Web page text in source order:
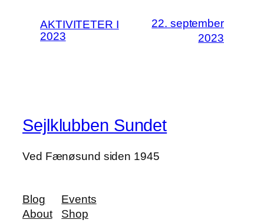
AKTIVITETER I
2023
22. september
2023
Sejlklubben Sundet
Ved Fænøsund siden 1945
Blog
About
Events
Shop